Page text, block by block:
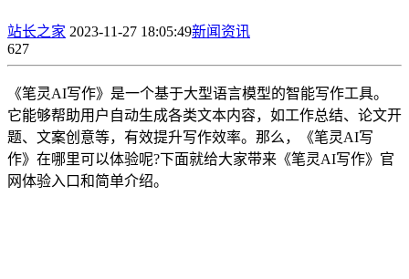
站长之家 2023-11-27 18:05:49新闻资讯
627
《笔灵AI写作》是一个基于大型语言模型的智能写作工具。
它能够帮助用户自动生成各类文本内容，如工作总结、论文开
题、文案创意等，有效提升写作效率。那么，《笔灵AI写
作》在哪里可以体验呢?下面就给大家带来《笔灵AI写作》官
网体验入口和简单介绍。